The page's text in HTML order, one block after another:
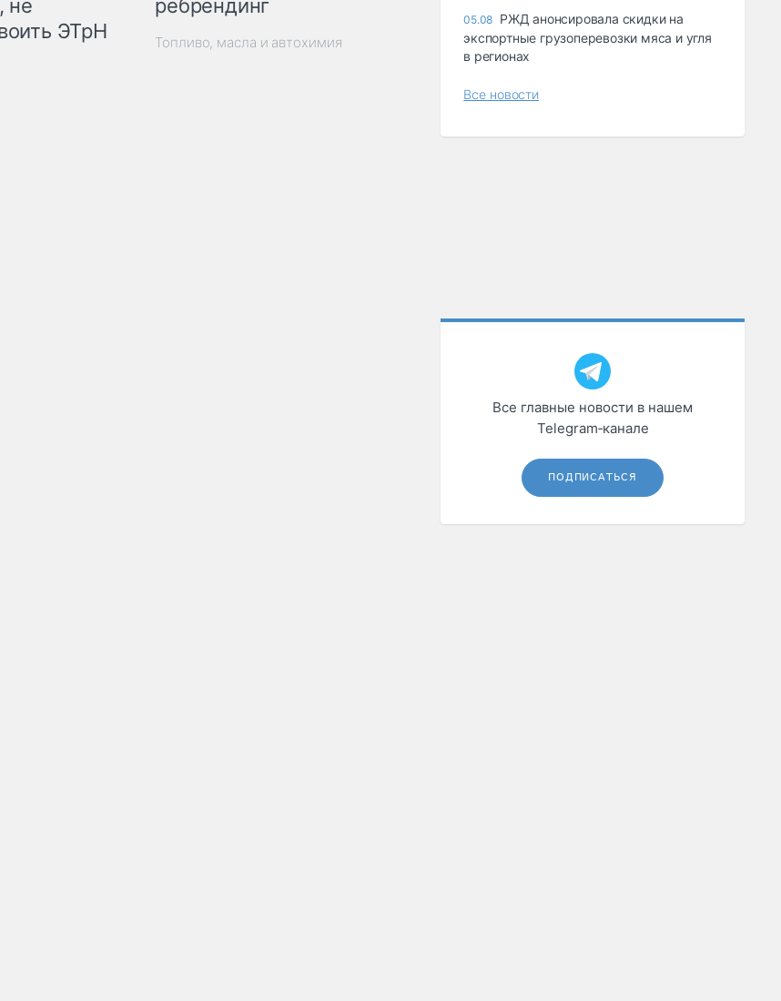
не
ЭТрН
ребрендинг
Топливо, масла и автохимия
05.08 РЖД анонсировала скидки на
экспортные грузоперевозки мяса и угля
в регионах
Все новости
Все главные новости в нашем
Telegram‑канале
ПОДПИСАТЬСЯ